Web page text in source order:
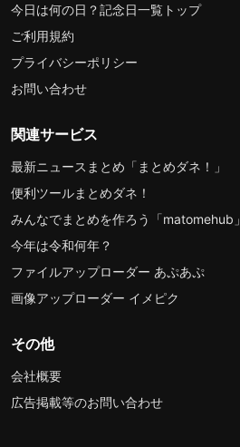
今日は何の日？記念日一覧トップ
ご利用規約
プライバシーポリシー
お問い合わせ
関連サービス
最新ニュースまとめ「まとめダネ！」
便利ツールまとめダネ！
みんなでまとめを作ろう「matomehub」
今年は令和何年？
ファイルアップローダー あぷあぷ
画像アップローダー イメピク
その他
会社概要
広告掲載等のお問い合わせ